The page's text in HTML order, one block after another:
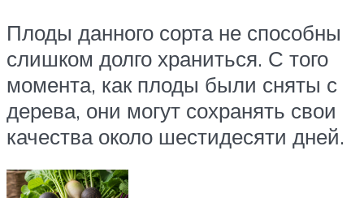
Плоды данного сорта не способны
слишком долго храниться. С того
момента, как плоды были сняты с
дерева, они могут сохранять свои
качества около шестидесяти дней.